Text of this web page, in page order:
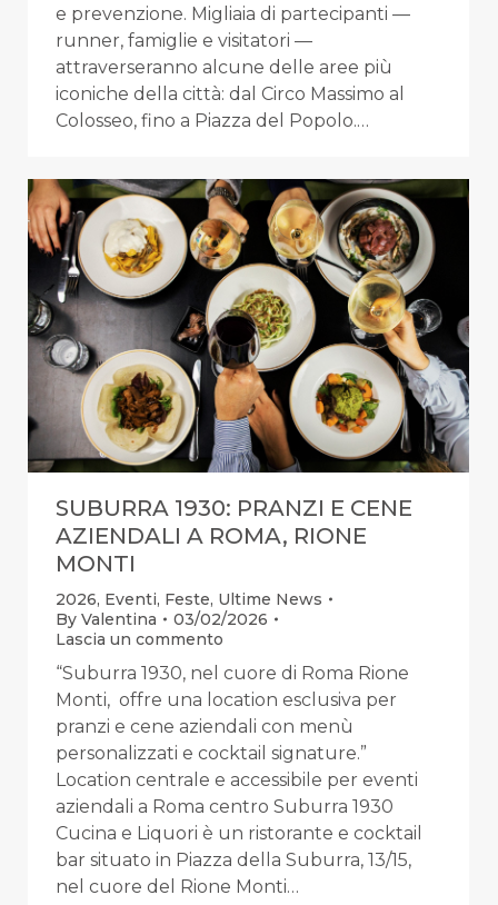
e prevenzione. Migliaia di partecipanti —
runner, famiglie e visitatori —
attraverseranno alcune delle aree più
iconiche della città: dal Circo Massimo al
Colosseo, fino a Piazza del Popolo.…
SUBURRA 1930: PRANZI E CENE
AZIENDALI A ROMA, RIONE
MONTI
2026, Eventi, Feste, Ultime News
By Valentina
03/02/2026
Lascia un commento
“Suburra 1930, nel cuore di Roma Rione
Monti, offre una location esclusiva per
pranzi e cene aziendali con menù
personalizzati e cocktail signature.”
Location centrale e accessibile per eventi
aziendali a Roma centro Suburra 1930
Cucina e Liquori è un ristorante e cocktail
bar situato in Piazza della Suburra, 13/15,
nel cuore del Rione Monti…